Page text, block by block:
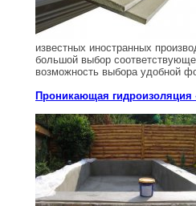
известных иностранных
большой выбор
возможность выбора удобной
Проникающая гидроизоляция